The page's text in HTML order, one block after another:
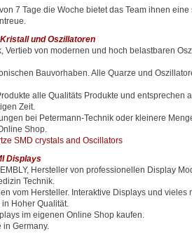
7 Tage die Woche bietet das Team ihnen
und Oszillatoren
Vertieb von modernen und hoch belastbaren
Bauvorhaben. Alle Quarze und
alle Qualitäts Produkte und entsprechen
Zeit.
bei Petermann-Technik oder kleinere
Shop.
SMD crystals and Oscillators
Displays
Hersteller von professionellen Display
Technik.
vom Hersteller. Interaktive Displays und vieles
Hoher Qualität.
im eigenen Online Shop kaufen.
in Germany.